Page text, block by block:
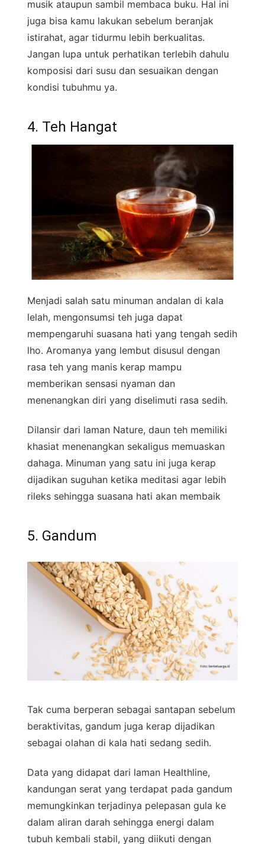
musik ataupun sambil membaca buku. Hal ini
juga bisa kamu lakukan sebelum beranjak
istirahat, agar tidurmu lebih berkualitas.
Jangan lupa untuk perhatikan terlebih dahulu
komposisi dari susu dan sesuaikan dengan
kondisi tubuhmu ya.
4. Teh Hangat
Menjadi salah satu minuman andalan di kala
lelah, mengonsumsi teh juga dapat
mempengaruhi suasana hati yang tengah sedih
lho. Aromanya yang lembut disusul dengan
rasa teh yang manis kerap mampu
memberikan sensasi nyaman dan
menenangkan diri yang diselimuti rasa sedih.
Dilansir dari laman Nature, daun teh memiliki
khasiat menenangkan sekaligus memuaskan
dahaga. Minuman yang satu ini juga kerap
dijadikan suguhan ketika meditasi agar lebih
rileks sehingga suasana hati akan membaik
5. Gandum
Tak cuma berperan sebagai santapan sebelum
beraktivitas, gandum juga kerap dijadikan
sebagai olahan di kala hati sedang sedih.
Data yang didapat dari laman Healthline,
kandungan serat yang terdapat pada gandum
memungkinkan terjadinya pelepasan gula ke
dalam aliran darah sehingga energi dalam
tubuh kembali stabil, yang diikuti dengan